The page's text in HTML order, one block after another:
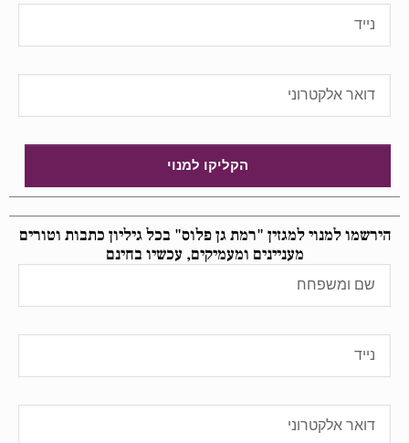
הקליקו למנוי
הירשמו למנוי למגזין "רמת גן פלוס" בכל גיליון כתבות וטורים
מעניינים ומעמיקים, עכשיו בחינם